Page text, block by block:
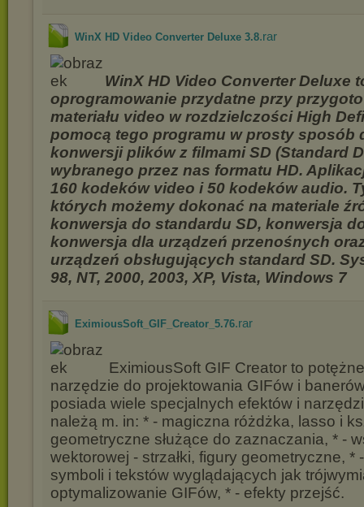
WinX HD Video Converter Deluxe 3.8.rar
WinX HD Video Converter Deluxe
oprogramowanie przydatne przy
materiału video w rozdzielczości High
pomocą tego programu w prosty sposób
konwersji plików z filmami SD (Standard
wybranego przez nas formatu HD.
160 kodeków video i 50 kodeków audio.
których możemy dokonać na materiale
konwersja do standardu SD, konwersja
konwersja dla urządzeń przenośnych
urządzeń obsługujących standard SD.
98, NT, 2000, 2003, XP, Vista, Windows 7
EximiousSoft_GIF_Creator_5.76.rar
EximiousSoft GIF Creator to
narzędzie do projektowania GIFów i
posiada wiele specjalnych efektów i
należą m. in: * - magiczna różdżka, lasso i
geometryczne służące do zaznaczania, * -
wektorowej - strzałki, figury geometryczne, *
symboli i tekstów wyglądających jak
optymalizowanie GIFów, * - efekty przejść.